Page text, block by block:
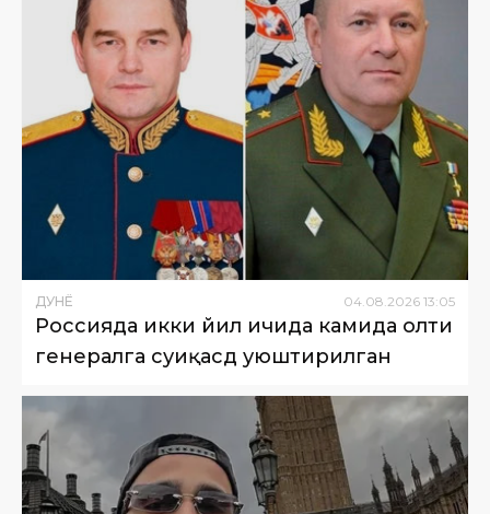
ДУНË 04.08.2026 13:05
Россияда икки йил ичида камида олти
генералга суиқасд уюштирилган